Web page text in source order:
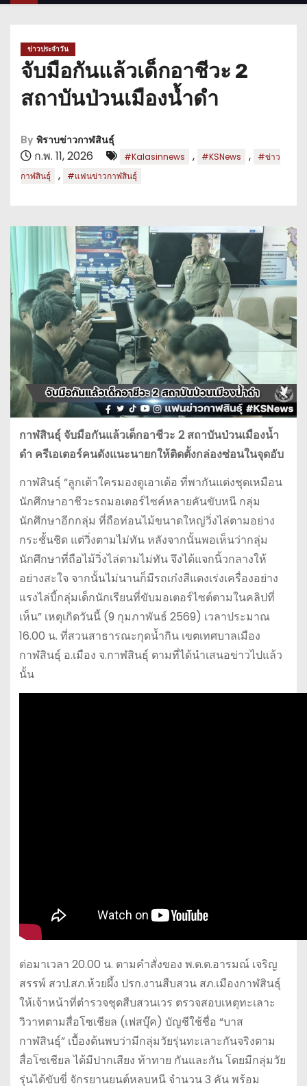
ข่าวประจำวัน
จับมือกันแล้วเด็กอาชีวะ 2
สถาบันป่วนเมืองน้ำดำ
By พิราบข่าวกาฬสินธุ์
ก.พ. 11, 2026 #Kalasinnews , #KSNews ,
#ข่าว
กาฬสินธุ์
, #แฟนข่าวกาฬสินธุ์
กาฬสินธุ์ จับมือกันแล้วเด็กอาชีวะ 2 สถาบันป่วนเมืองน้ำ
ดำ ครีเอเตอร์คนดังแนะนายกให้ติดตั้งกล่องซ่อนในจุดอับ
กาฬสินธุ์ “ลูกเต้าใครมองดูเอาเด้อ ที่พากันแต่งชุดเหมือน
นักศึกษาอาชีวะรถมอเตอร์ไซค์หลายคันขับหนี กลุ่ม
นักศึกษาอีกกลุ่ม ที่ถือท่อนไม้ขนาดใหญ่วิ่งไล่ตามอย่าง
กระชั้นชิด แต่วิ่งตามไม่ทัน หลังจากนั้นพอเห็นว่ากลุ่ม
นักศึกษาที่ถือไม้วิ่งไล่ตามไม่ทัน จึงได้แจกนิ้วกลางให้
อย่างสะใจ จากนั้นไม่นานก็มีรถเก๋งสีแดงเร่งเครื่องอย่าง
แรงไล่บี้กลุ่มเด็กนักเรียนที่ขับมอเตอร์ไซต์ตามในคลิปที่
เห็น” เหตุเกิดวันนี้ (9 กุมภาพันธ์ 2569) เวลาประมาณ
16.00 น. ที่สวนสาธารณะกุดน้ำกิน เขตเทศบาลเมือง
กาฬสินธุ์ อ.เมือง จ.กาฬสินธุ์ ตามที่ได้นำเสนอข่าวไปแล้ว
นั้น
ต่อมาเวลา 20.00 น. ตามคำสั่งของ พ.ต.ต.อารมณ์ เจริญ
สรรพ์ สวป.สภ.ห้วยผึ้ง ปรก.งานสืบสวน สภ.เมืองกาฬสินธุ์
ให้เจ้าหน้าที่ตำรวจชุดสืบสวนเวร ตรวจสอบเหตุทะเลาะ
วิวาทตามสื่อโซเชียล (เฟสบุ๊ค) บัญชีใช้ชื่อ “บาส
กาฬสินธุ์” เบื้องต้นพบว่ามีกลุ่มวัยรุ่นทะเลาะกันจริงตาม
สื่อโซเชียล ได้มีปากเสียง ท้าทาย กันและกัน โดยมีกลุ่มวัย
รุ่นได้ขับขี่ จักรยานยนต์หลบหนี จำนวน 3 คัน พร้อม